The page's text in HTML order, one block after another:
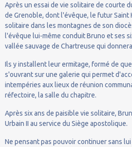
Après un essai de vie solitaire de courte
de Grenoble, dont l'évêque, le futur Saint
solitaire dans les montagnes de son
l'évêque lui-même conduit Bruno et ses
vallée sauvage de Chartreuse qui
Ils y installent leur ermitage, formé de
s'ouvrant sur une galerie qui permet
intempéries aux lieux de réunion
réfectoire, la salle du chapitre.
Après six ans de paisible vie solitaire,
Urbain II au service du Siège apostolique.
Ne pensant pas pouvoir continuer sans